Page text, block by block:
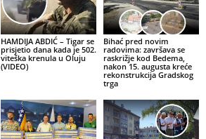
HAMDIJA ABDIĆ – Tigar se
prisjetio dana kada je 502.
viteška krenula u Oluju
(VIDEO)
Bihać pred novim
radovima: završava se
raskrižje kod Bedema,
nakon 15. augusta kreće
rekonstrukcija Gradskog
trga